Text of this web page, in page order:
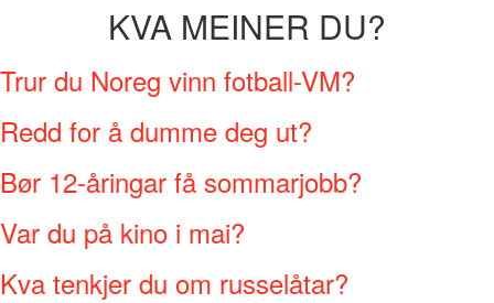
KVA MEINER DU?
Trur du Noreg vinn fotball-VM?
Redd for å dumme deg ut?
Bør 12-åringar få sommarjobb?
Var du på kino i mai?
Kva tenkjer du om russelåtar?